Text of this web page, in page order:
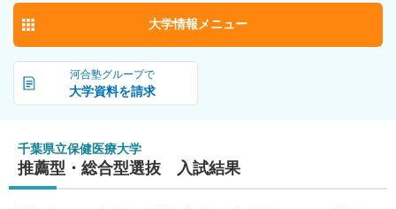
河合塾グループで
大学資料を請求
大学情報 メニュー
千葉県立保健医療大学
推薦型・総合型選抜 入試結果